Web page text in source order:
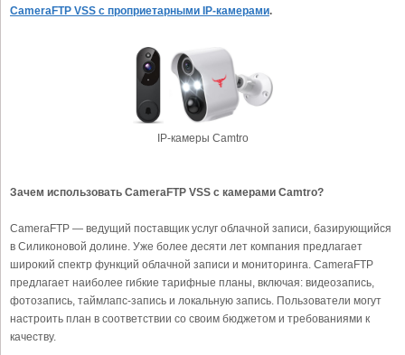
CameraFTP VSS с проприетарными IP-камерами.
IP-камеры Camtro
Зачем использовать CameraFTP VSS с камерами Camtro?
CameraFTP — ведущий поставщик услуг облачной записи, базирующийся
в Силиконовой долине. Уже более десяти лет компания предлагает
широкий спектр функций облачной записи и мониторинга. CameraFTP
предлагает наиболее гибкие тарифные планы, включая: видеозапись,
фотозапись, таймлапс-запись и локальную запись. Пользователи могут
настроить план в соответствии со своим бюджетом и требованиями к
качеству.